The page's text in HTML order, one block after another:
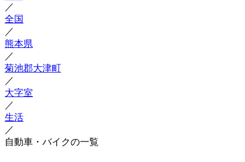
／
全国
／
熊本県
／
菊池郡大津町
／
大字室
／
生活
／
自動車・バイクの一覧